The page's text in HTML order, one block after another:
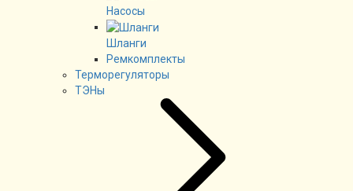
Насосы
Шланги
Ремкомплекты
Терморегуляторы
ТЭНы